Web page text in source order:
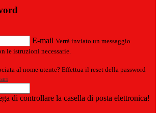
E-mail Verrà inviato un messaggio
le istruzioni necessarie.
al nome utente? Effettua il reset della password
di controllare la casella di posta elettronica!